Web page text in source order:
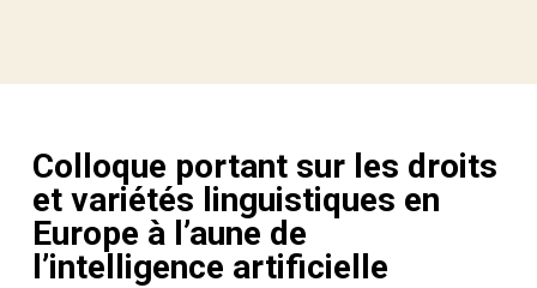
Colloque portant sur les droits
et variétés linguistiques en
Europe à l’aune de
l’intelligence artificielle